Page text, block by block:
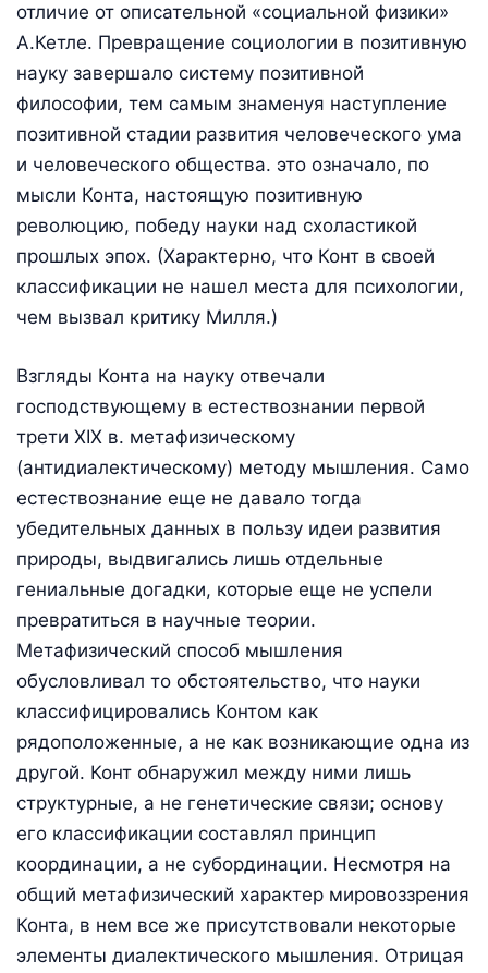
отличие от описательной «социальной физики»
А.Кетле. Превращение социологии в позитивную
науку завершало систему позитивной
философии, тем самым знаменуя наступление
позитивной стадии развития человеческого ума
и человеческого общества. это означало, по
мысли Конта, настоящую позитивную
революцию, победу науки над схоластикой
прошлых эпох. (Характерно, что Конт в своей
классификации не нашел места для психологии,
чем вызвал критику Милля.)
Взгляды Конта на науку отвечали
господствующему в естествознании первой
трети XIX в. метафизическому
(антидиалектическому) методу мышления. Само
естествознание еще не давало тогда
убедительных данных в пользу идеи развития
природы, выдвигались лишь отдельные
гениальные догадки, которые еще не успели
превратиться в научные теории.
Метафизический способ мышления
обусловливал то обстоятельство, что науки
классифицировались Контом как
рядоположенные, а не как возникающие одна из
другой. Конт обнаружил между ними лишь
структурные, а не генетические связи; основу
его классификации составлял принцип
координации, а не субординации. Несмотря на
общий метафизический характер мировоззрения
Конта, в нем все же присутствовали некоторые
элементы диалектического мышления. Отрицая